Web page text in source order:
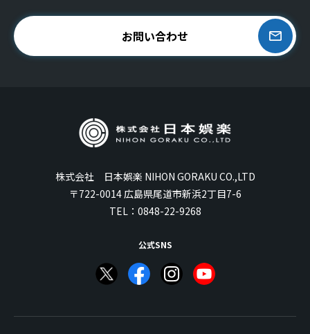
お問い合わせ
株式会社 日本娯楽 NIHON GORAKU CO.,LTD
〒722-0014 広島県尾道市新浜2丁目7-6
TEL： 0848-22-9268
公式SNS